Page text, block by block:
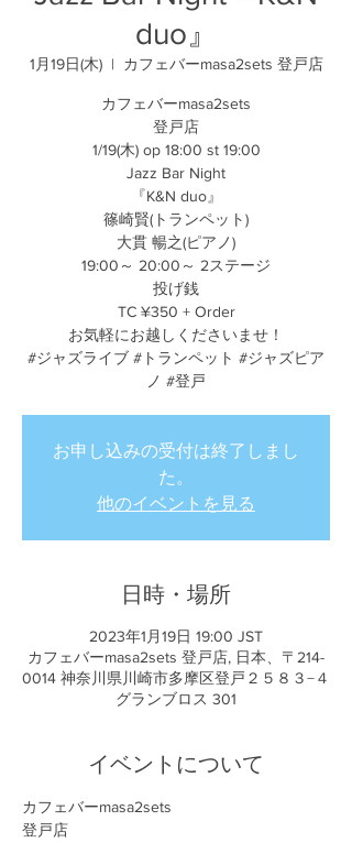
duo』
1月19日(木)
  |
カフェバーmasa2sets 登戸店
カフェバーmasa2sets
登戸店
1/19(木) op 18:00 st 19:00
Jazz Bar Night
『K&N duo』
篠崎賢(トランペット)
大貫 暢之(ピアノ)
19:00～ 20:00～ 2ステージ
投げ銭
TC ¥350 + Order
お気軽にお越しくださいませ！
#ジャズライブ #トランペット #ジャズピア
ノ #登戸
お申し込みの受付は終了しまし
た。
他のイベントを見る
日時・場所
2023年1月19日 19:00 JST
カフェバーmasa2sets 登戸店, 日本、〒214-
0014 神奈川県川崎市多摩区登戸２５８３−４
グランブロス 301
イベントについて
カフェバーmasa2sets
登戸店